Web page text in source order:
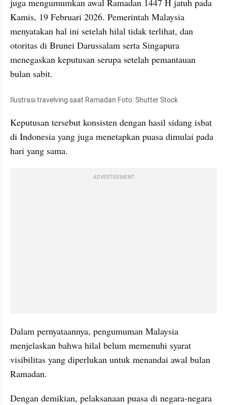
juga mengumumkan awal Ramadan 1447 H jatuh pada
Kamis, 19 Februari 2026. Pemerintah Malaysia
menyatakan hal ini setelah hilal tidak terlihat, dan
otoritas di Brunei Darussalam serta Singapura
menegaskan keputusan serupa setelah pemantauan
bulan sabit.
Ilustrasi travelving saat Ramadan Foto: Shutter Stock
Keputusan tersebut konsisten dengan hasil sidang isbat
di Indonesia yang juga menetapkan puasa dimulai pada
hari yang sama.
ADVERTISEMENT
Dalam pernyataannya, pengumuman Malaysia
menjelaskan bahwa hilal belum memenuhi syarat
visibilitas yang diperlukan untuk menandai awal bulan
Ramadan.
Dengan demikian, pelaksanaan puasa di negara-negara